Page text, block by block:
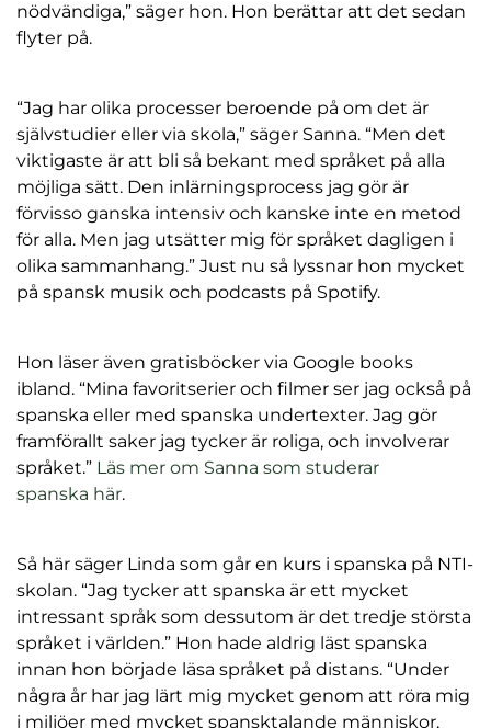
nödvändiga,” säger hon. Hon berättar att det sedan
flyter på.
“Jag har olika processer beroende på om det är
självstudier eller via skola,” säger Sanna. “Men det
viktigaste är att bli så bekant med språket på alla
möjliga sätt. Den inlärningsprocess jag gör är
förvisso ganska intensiv och kanske inte en metod
för alla. Men jag utsätter mig för språket dagligen i
olika sammanhang.” Just nu så lyssnar hon mycket
på spansk musik och podcasts på Spotify.
Hon läser även gratisböcker via Google books
ibland. “Mina favoritserier och filmer ser jag också på
spanska eller med spanska undertexter. Jag gör
framförallt saker jag tycker är roliga, och involverar
språket.” Läs mer om Sanna som studerar
spanska här.
Så här säger Linda som går en kurs i spanska på NTI-
skolan. “Jag tycker att spanska är ett mycket
intressant språk som dessutom är det tredje största
språket i världen.” Hon hade aldrig läst spanska
innan hon började läsa språket på distans. “Under
några år har jag lärt mig mycket genom att röra mig
i miljöer med mycket spansktalande människor,